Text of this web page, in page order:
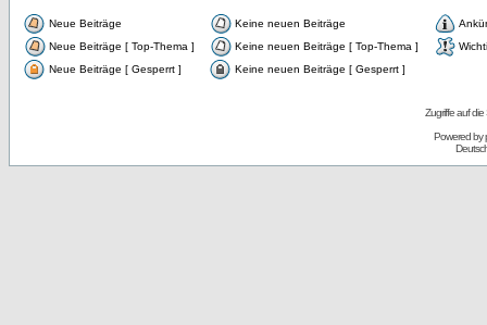
Neue Beiträge Keine neuen Beiträge
Neue Beiträge [ Top-Thema ]
Keine neuen Beiträge [ Top-Thema ]
Neue Beiträge [ Gesperrt ]
Keine neuen Beiträge [ Gesperrt ]
Zugriffe auf
Powered by